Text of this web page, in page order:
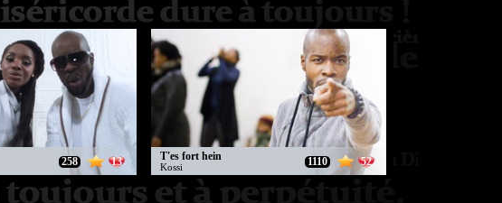
258 13 1110 52
T'es fort hein
Kossi